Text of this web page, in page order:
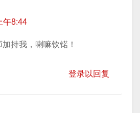
午8:44
持我，喇嘛钦锘！
登录以回复